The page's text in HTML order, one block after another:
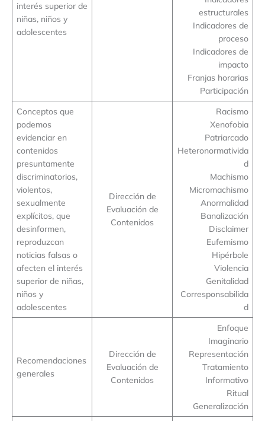
interés superior de
niñas, niños y
adolescentes
estructurales
Indicadores de
proceso
Indicadores de
impacto
Franjas horarias
Participación
Conceptos que
podemos
evidenciar en
contenidos
presuntamente
discriminatorios,
violentos,
sexualmente
explícitos, que
desinformen,
reproduzcan
noticias falsas o
afecten el interés
superior de niñas,
niños y
adolescentes
Dirección de
Evaluación de
Contenidos
Racismo
Xenofobia
Patriarcado
Heteronormativida
d
Machismo
Micromachismo
Anormalidad
Banalización
Disclaimer
Eufemismo
Hipérbole
Violencia
Genitalidad
Corresponsabilida
d
Recomendaciones
generales
Dirección de
Evaluación de
Contenidos
Enfoque
Imaginario
Representación
Tratamiento
Informativo
Ritual
Generalización